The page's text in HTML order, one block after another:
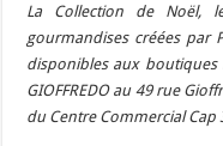
La Collection de Noël,
gourmandises créées par
disponibles aux boutiques
GIOFFREDO au 49 rue
du Centre Commercial Cap